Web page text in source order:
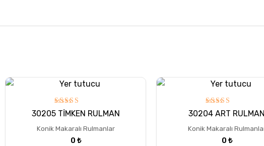
5
üzerinden
oy aldı
30205 TİMKEN RULMAN
Konik Makaralı Rulmanlar
0 ₺
5
üzerinden
oy aldı
30204 ART
Konik Makaralı
0 ₺